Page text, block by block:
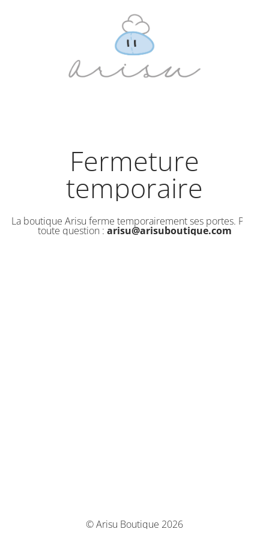
Fermeture
temporaire
La boutique Arisu ferme temporairement ses portes. Pour
toute question : arisu@arisuboutique.com
© Arisu Boutique 2026